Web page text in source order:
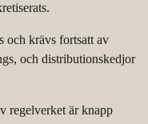
och krävs fortsatt av
och distributionskedjor
regelverket är knapp